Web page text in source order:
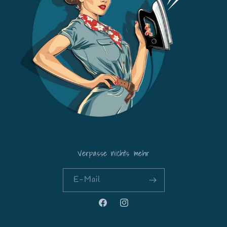
Verpasse nichts mehr
E-Mail
FacebookInstagram